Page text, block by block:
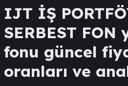
IJT İŞ
SERBEST FON
fonu güncel
oranları ve